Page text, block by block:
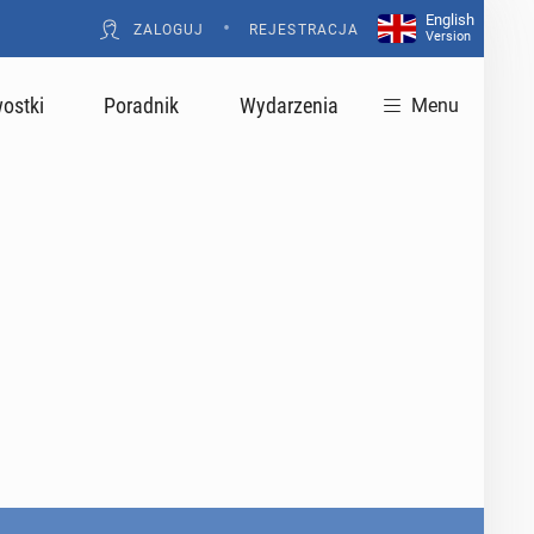
ZALOGUJ • REJESTRACJA
English
Version
Poradnik Wydarzenia Menu